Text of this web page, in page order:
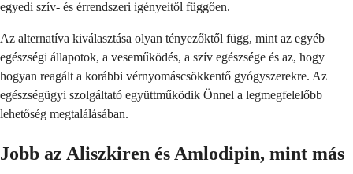
egyedi szív- és érrendszeri igényeitől függően.
Az alternatíva kiválasztása olyan tényezőktől függ, mint az egyéb
egészségi állapotok, a veseműködés, a szív egészsége és az, hogy
hogyan reagált a korábbi vérnyomáscsökkentő gyógyszerekre. Az
egészségügyi szolgáltató együttműködik Önnel a legmegfelelőbb
lehetőség megtalálásában.
Jobb az Aliszkiren és Amlodipin, mint más